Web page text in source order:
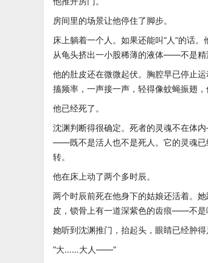
房间里的场景让他停住了脚步。
床上躺着一个人。如果还能叫“人”的话
从龟头挤出一小股稀薄的液体——不是精
他的肚皮还在微微起伏。胸腔早已停止
搐频率，一声接一声，轻得像蚊蝇振翅，
他已经死了。
沈渊判断得很确定。死者的灵魂不在体
——既不是活人也不是死人。它的灵魂已
转。
他在床上动了两个多时辰。
两个时辰前死在他身下的姑娘还活着。
皮，锁骨上有一道深紫色的齿痕——不是
她听到沈渊推门，抬起头，眼睛已经肿得
“大……大人——”